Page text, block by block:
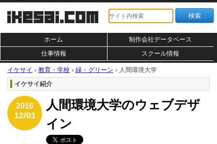
ホーム
制作会社データベース
仕事情報
スクール情報
イケサイ › 教育・学校 › 緑・グリーン › 人間環境大学
イケサイ紹介
2016
12/01
人間環境大学のウェブデザ
イン